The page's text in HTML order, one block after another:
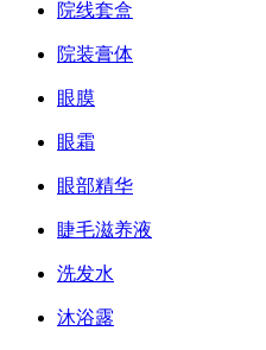
院线套盒
院装膏体
眼膜
眼霜
眼部精华
睫毛滋养液
洗发水
沐浴露